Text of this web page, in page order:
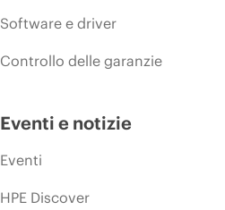
Software e driver
Controllo delle garanzie
Eventi e notizie
Eventi
HPE Discover